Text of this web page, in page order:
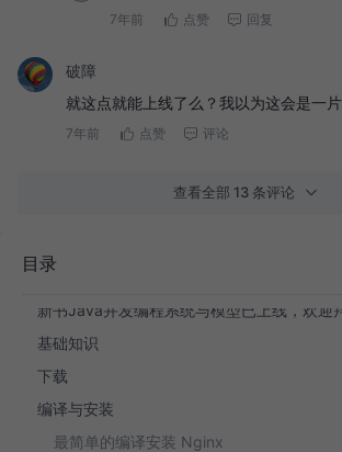
7年前 点赞 回复
破障
就这点就能上线了么？我以为这会是一
7年前 点赞 评论
查看全部 13 条评论
目录
前言
新书Java并发编程系统与模型已上线，欢迎
基础知识
下载
编译与安装
最简单的编译安装 Nginx